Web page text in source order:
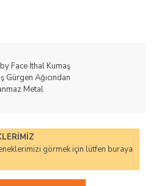
görmek için lütfen buraya
Face İthal Kumaş
Gürgen Ağıcından
Metal